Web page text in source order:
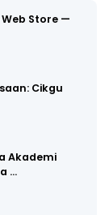
Web Store —
Cikgu
Akademi
…